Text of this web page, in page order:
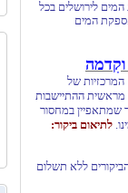
לירושלים בכל
המים
המים המרכזיות של
מראשית ההתיישבות
שמתאפיין במחסור
לתיאום ביקור:
פתוחים לקהל הרחב בימים א'-ה' בין השעות 8:30 - 15:00 הביקורים ללא תשלום